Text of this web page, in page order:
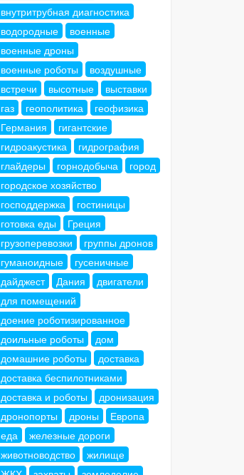
внутритрубная диагностика
водородные
военные
военные дроны
военные роботы
воздушные
встречи
высотные
выставки
газ
геополитика
геофизика
Германия
гигантские
гидроакустика
гидрография
глайдеры
горнодобыча
город
городское хозяйство
господдержка
гостиницы
готовка еды
Греция
грузоперевозки
группы дронов
гуманоидные
гусеничные
дайджест
Дания
двигатели
для помещений
доение роботизированное
доильные роботы
дом
домашние роботы
доставка
доставка беспилотниками
доставка и роботы
дронизация
дронопорты
дроны
Европа
еда
железные дороги
животноводство
жилище